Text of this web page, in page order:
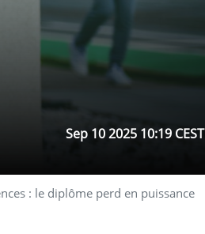
Sep 10 2025 10:19 CEST
: le diplôme perd en puissance